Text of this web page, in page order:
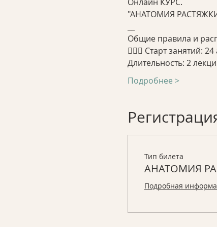
"АНАТОМИЯ
Общие правила и
🧘🏼‍♂️ Старт занятий:
Длительность: 2
Подробнее >
Тип билета
АНАТОМИЯ
Подробная